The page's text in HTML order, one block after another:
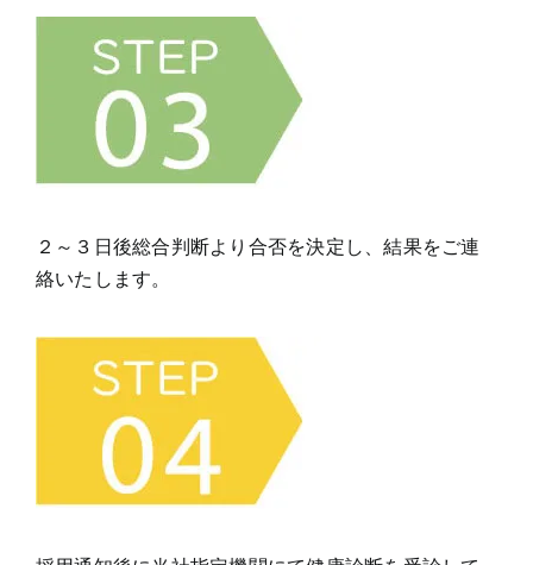
２～３日後総合判断より合否を決定し、結果をご連
絡いたします。